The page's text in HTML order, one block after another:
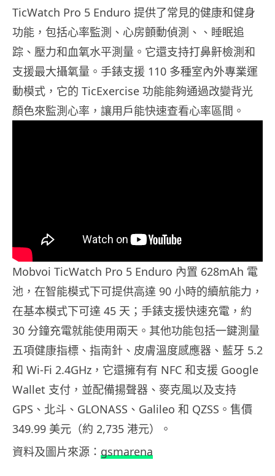
TicWatch Pro 5 Enduro 提供了常見的健康和健身
功能，包括心率監測、心房顫動偵測、、睡眠追
踪、壓力和血氧水平測量。它還支持打鼻鼾檢測和
支援最大攝氧量。手錶支援 110 多種室內外專業運
動模式，它的 TicExercise 功能能夠通過改變背光
顏色來監測心率，讓用戶能快速查看心率區間。
Mobvoi TicWatch Pro 5 Enduro 內置 628mAh 電
池，在智能模式下可提供高達 90 小時的續航能力，
在基本模式下可達 45 天；手錶支援快速充電，約
30 分鐘充電就能使用兩天。其他功能包括一鍵測量
五項健康指標、指南針、皮膚溫度感應器、藍牙 5.2
和 Wi-Fi 2.4GHz，它還擁有有 NFC 和支援 Google
Wallet 支付，並配備揚聲器、麥克風以及支持
GPS、北斗、GLONASS、Galileo 和 QZSS。售價
349.99 美元（約 2,735 港元）。
資料及圖片來源： gsmarena